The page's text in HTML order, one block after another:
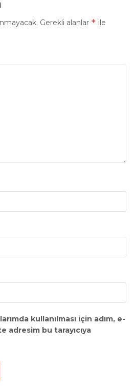
Gerekli alanlar * ile
kullanılması için adım, e-
adresim bu tarayıcıya